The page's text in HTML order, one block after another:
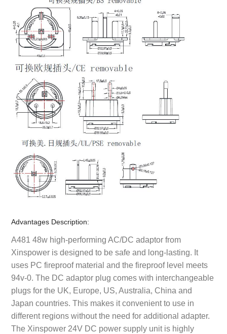
Advantages Description:
A481 48w high-performing AC/DC adaptor from
Xinspower is designed to be safe and long-lasting. It
uses PC fireproof material and the fireproof level meets
94v-0. The DC adaptor plug comes with interchangeable
plugs for the UK, Europe, US, Australia, China and
Japan countries. This makes it convenient to use in
different regions without the need for additional adapter.
The Xinspower 24V DC power supply unit is highly